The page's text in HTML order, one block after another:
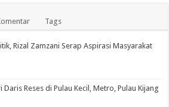
Tags
Rizal Zamzani Serap Aspirasi Masyarakat
Daris Reses di Pulau Kecil, Metro, Pulau Kijang